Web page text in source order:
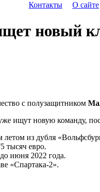
Контакты О сайте
новый
с полузащитником
ищут новую команду,
из дубля
тысяч евро.
июня 2022 года.
«Спартака-2».